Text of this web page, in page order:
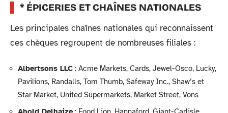
* ÉPICERIES ET CHAÎNES NATIONALES
Les principales chaînes nationales qui reconnaissent
ces chèques regroupent de nombreuses filiales :
Albertsons LLC : Acme Markets, Cards, Jewel-Osco, Lucky,
Pavilions, Randalls, Tom Thumb, Safeway Inc., Shaw’s et
Star Market, United Supermarkets, Market Street, Vons